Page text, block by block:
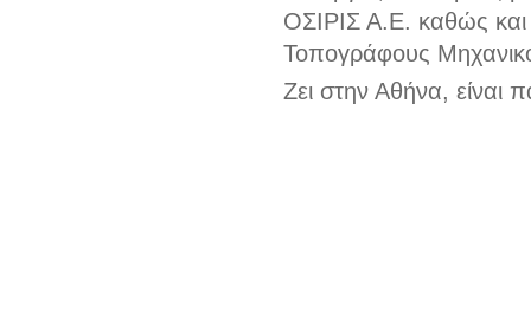
ΟΣΙΡΙΣ Α.Ε. καθώς και
Τοπογράφους
Ζει στην Αθήνα, είναι